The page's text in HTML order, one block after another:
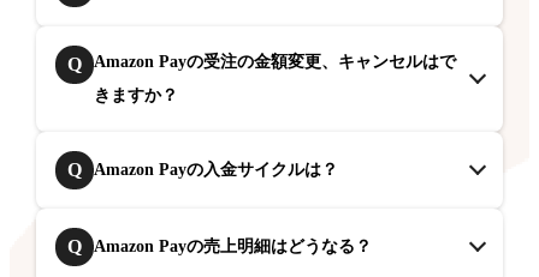
Q
Amazon Payの受注の金額変更、キャンセルはで
きますか？
Q Amazon Payの入金サイクルは？
Q Amazon Payの売上明細はどうなる？